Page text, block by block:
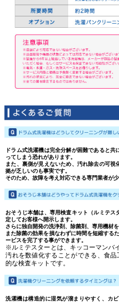
ドラム式洗濯機は完全分解が困難であると
ってしまう恐れがあります。
また、裏側が見えないため、汚れ除去の可
拠が乏しいのも事実です。
そのため、故障を考え対応できる専門業者が
おそうじ本舗は、専用検査キット（ルミテ
定してお客様へ開示します。
さらに独自開発の洗浄剤、除菌剤、専用機材
また除菌の効果を損なわずに時間を短縮する
ービスを完了する事ができます。
※ルミテスターとは、キッコーマンバ
汚れを数値化することができる、食
的な検査キットです。
洗濯機は構造的に湿気が溜まりやすく、カ